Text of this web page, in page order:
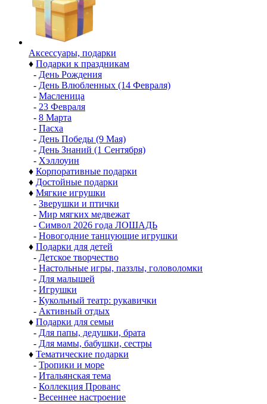
Аксессуары, подарки
♦ Подарки к праздникам
- День Рождения
- День Влюбленных (14 Февраля)
- Масленица
- 23 Февраля
- 8 Марта
- Пасха
- День Победы (9 Мая)
- День Знаний (1 Сентября)
- Хэллоуин
♦ Корпоративные подарки
♦ Достойные подарки
♦ Мягкие игрушки
- Зверушки и птички
- Мир мягких медвежат
- Символ 2026 года ЛОШАДЬ
- Новогодние танцующие игрушки
♦ Подарки для детей
- Детское творчество
- Настольные игры, паззлы, головоломки
- Для малышей
- Игрушки
- Кукольный театр: рукавички
- Активный отдых
♦ Подарки для семьи
- Для папы, дедушки, брата
- Для мамы, бабушки, сестры
♦ Тематические подарки
- Тропики и море
- Итальянская тема
- Коллекция Прованс
- Весеннее настроение